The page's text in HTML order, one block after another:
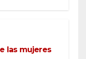
las mujeres